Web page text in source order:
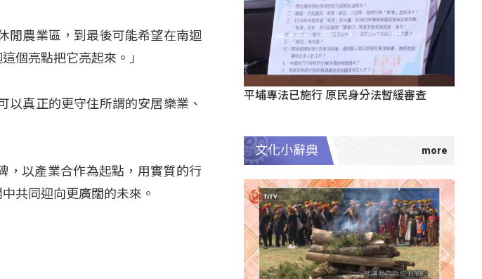
閒農業區，到最後可能希望在南迴
個亮點把它亮起來。」
以真正的更守住所謂的安居樂業、
，以產業合作為起點，用實質的行
共同迎向更廣闊的未來。
平埔專法已施行 原民身分法暫緩審查
文化小辭典